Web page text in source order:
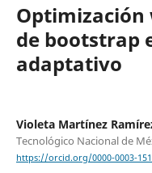
Optimización
de bootstrap
adaptativo
Violeta Martínez
Tecnológico Nacional de
https://orcid.org/0000-0003-